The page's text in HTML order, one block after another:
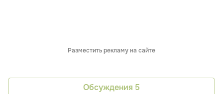
Разместить рекламу на сайте
Обсуждения 5